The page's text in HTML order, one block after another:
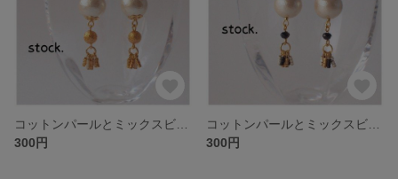
300円
300円